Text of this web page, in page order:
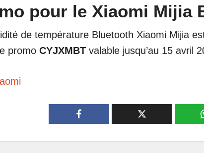
pour le Xiaomi Mijia
de température Bluetooth Xiaomi Mijia
promo CYJXMBT valable jusqu’au 15 avril